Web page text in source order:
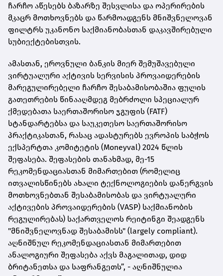
ჩარჩო აწესებს ბაზარზე შესვლისა და ოპერირების
მკაცრ მოთხოვნებს და წარმოადგენს მნიშვნელოვან
ფილტრს უკანონო საქმიანობასთან დაკავშირებული
სუბიექტებისთვის.
ამასთან, ეროვნული ბანკის მიერ შემუშავებული
ვირტუალური აქტივის სერვისის პროვაიდერების
მარეგულირებელი ჩარჩო შესაბამისობაშია ფულის
გათეთრების წინააღმდეგ მებრძოლი სპეციალურ
ქმედებათა საერთაშორისო ჯგუფის (FATF)
სტანდარტებსა და საუკეთესო საერთაშორისო
პრაქტიკასთან, რასაც ადასტურებს ევროპის საბჭოს
ექსპერტთა კომიტეტის (Moneyval) 2024 წლის
შეფასება. შეფასების თანახმად, მე-15
რეკომენდაციასთან მიმართებით (რომელიც
ითვალისწინებს ახალი ტექნოლოგიების დანერგვის
მოთხოვნებთან შესაბამისობას და ვირტუალური
აქტივების პროვაიდერების (VASP) საქმიანობის
რეგულირებას) საქართველოს რეიტინგი შეადგენს
"მნიშვნელოვნად შესაბამისს" (largely compliant).
აღნიშნულ რეკომენდაციასთან მიმართებით
ანალოგიური შეფასება აქვს მაგალითად, დიდ
ბრიტანეთსა და საფრანგეთს”, - აღნიშნულია